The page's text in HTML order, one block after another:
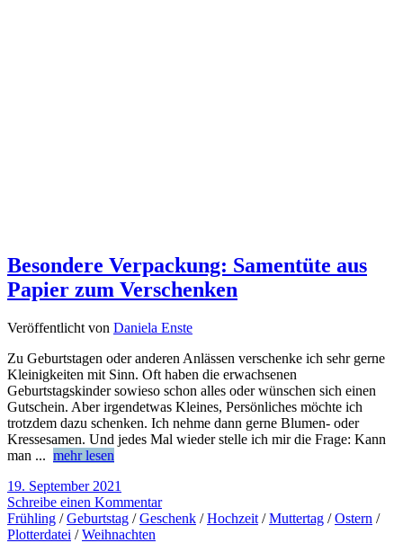
Besondere Verpackung: Samentüte aus
Papier zum Verschenken
Veröffentlicht von Daniela Enste
Zu Geburtstagen oder anderen Anlässen verschenke ich sehr gerne
Kleinigkeiten mit Sinn. Oft haben die erwachsenen
Geburtstagskinder sowieso schon alles oder wünschen sich einen
Gutschein. Aber irgendetwas Kleines, Persönliches möchte ich
trotzdem dazu schenken. Ich nehme dann gerne Blumen- oder
Kressesamen. Und jedes Mal wieder stelle ich mir die Frage: Kann
man ... mehr lesen
19. September 2021
Schreibe einen Kommentar
Frühling /Geburtstag /Geschenk /Hochzeit /Muttertag /Ostern /
Plotterdatei /Weihnachten